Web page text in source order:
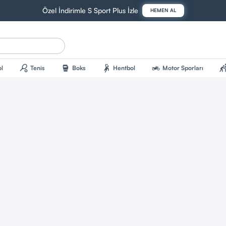
Özel İndirimle S Sport Plus İzle HEMEN AL
sports_tennis Tenis sports_mma Boks sports_handball Hentbol two_wheeler Motor Sporları